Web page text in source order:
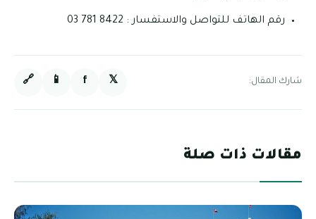
رقم الهاتف للتواصل والاستفسار : 8422 781 03
شارك المقال: 𝕏
f
📱
🔗
مقالات ذات صلة